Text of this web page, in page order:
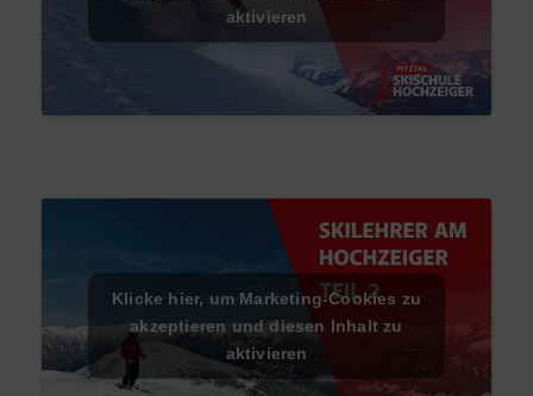
aktivieren
Klicke hier, um Marketing-Cookies zu
akzeptieren und diesen Inhalt zu
aktivieren